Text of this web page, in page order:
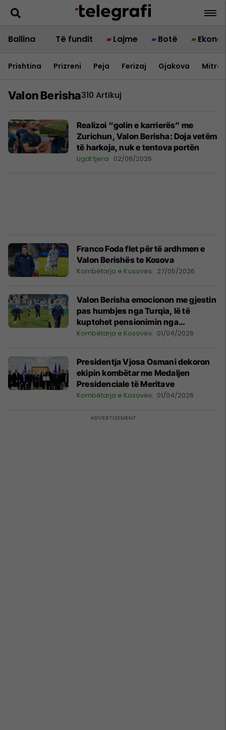
Ballina Të fundit Lajme Botë
Prishtina Prizreni Peja Ferizaj Gjakova
Valon Berisha310 Artikuj
Realizoi “golin e karrierës” me
Zurichun, Valon Berisha: Doja vetëm
të harkoja, nuk e tentova portën
Ligat tjera 02/08/2026
Franco Foda flet për të ardhmen e
Valon Berishës te Kosova
Kombëtarja e Kosovës 27/05/2026
Valon Berisha emocionon me gjestin
pas humbjes nga Turqia, lë të
kuptohet pensionimin nga
Kombëtarja e Kosovës
Kombëtarja e Kosovës 01/04/2026
Presidentja Vjosa Osmani dekoron
ekipin kombëtar me Medaljen
Presidenciale të Meritave
Kombëtarja e Kosovës 01/04/2026